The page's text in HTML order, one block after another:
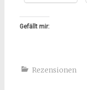
Gefällt mir:
Rezensionen